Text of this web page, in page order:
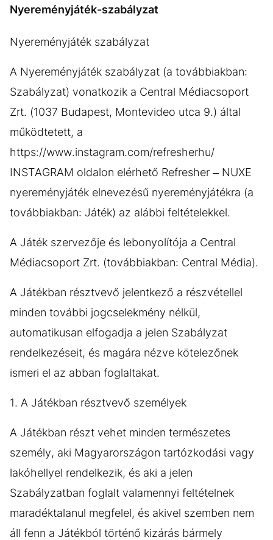
KÖZÉLET UTAZÁS
VIDEÓ TÖRTÉNETEK
Nyereményjáték-szabályzat
Nyereményjáték szabályzat
A Nyereményjáték szabályzat (a továbbiakban:
Szabályzat) vonatkozik a Central Médiacsoport
Zrt. (1037 Budapest, Montevideo utca 9.) által
működtetett, a
https://www.instagram.com/refresherhu/
INSTAGRAM oldalon elérhető Refresher – NUXE
nyereményjáték elnevezésű nyereményjátékra (a
továbbiakban: Játék) az alábbi feltételekkel.
A Játék szervezője és lebonyolítója a Central
Médiacsoport Zrt. (továbbiakban: Central Média).
A Játékban résztvevő jelentkező a részvétellel
minden további jogcselekmény nélkül,
automatikusan elfogadja a jelen Szabályzat
rendelkezéseit, és magára nézve kötelezőnek
ismeri el az abban foglaltakat.
1. A Játékban résztvevő személyek
A Játékban részt vehet minden természetes
személy, aki Magyarországon tartózkodási vagy
lakóhellyel rendelkezik, és aki a jelen
Szabályzatban foglalt valamennyi feltételnek
maradéktalanul megfelel, és akivel szemben nem
áll fenn a Játékból történő kizárás bármely